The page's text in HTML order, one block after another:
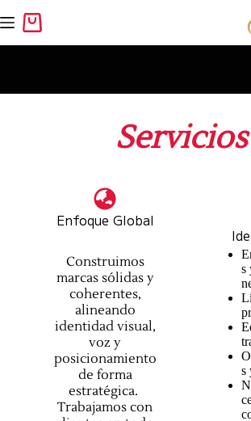
Servicios
Enfoque Global
Construimos
marcas sólidas y
coherentes,
alineando
identidad visual,
voz y
posicionamiento
de forma
estratégica.
Trabajamos con
s
s